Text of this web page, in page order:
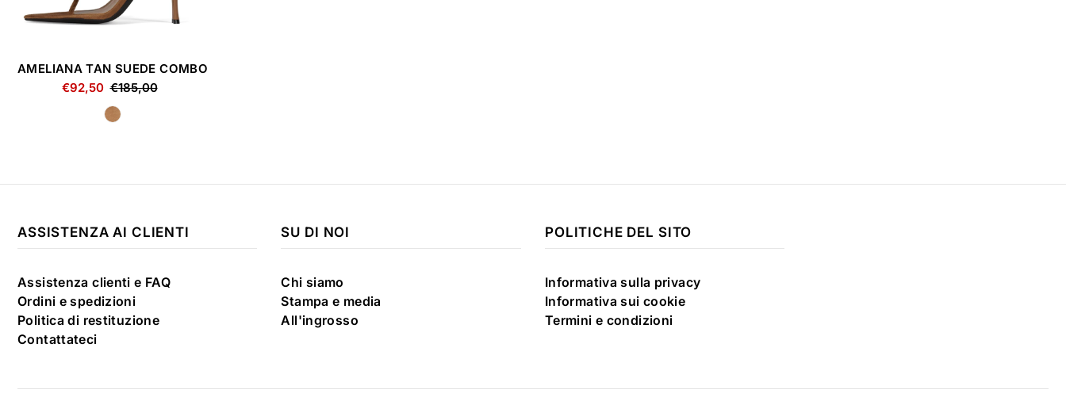
AMELIANA TAN SUEDE COMBO
€92,50 €185,00
ASSISTENZA AI CLIENTI
Assistenza clienti e FAQ
Ordini e spedizioni
Politica di restituzione
Contattateci
SU DI NOI
Chi siamo
Stampa e media
All'ingrosso
POLITICHE DEL SITO
Informativa sulla privacy
Informativa sui cookie
Termini e condizioni